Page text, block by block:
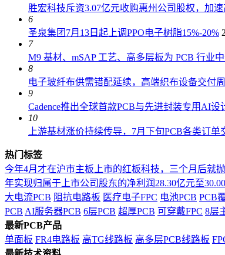
胜宏科技斥资3.07亿元收购惠州公司股权，加
6
圣泉集团7月13日起上调PPO电子树脂15%-20%
7
M9 基材、mSAP 工艺、高多层板为 PCB 行业
8
电子玻纤布供需错配延续，高端织布设备交付
9
Cadence推出全球首款PCB与先进封装专用AI设
10
上游基材涨价持续传导，7月下旬PCB各类订单
热门标签
今年4月才在沪市主板上市的红板科技，三个月后就
年实现归属于上市公司股东的净利润28.30亿元至
大电流PCB 阻抗电路板 医疗电子FPC 电池PCB PCB
PCB AI服务器PCB 6层PCB 超厚PCB 可穿戴FPC 8层
最新PCB产品
单面板 FR4电路板 高TG线路板 高多层PCB线路板